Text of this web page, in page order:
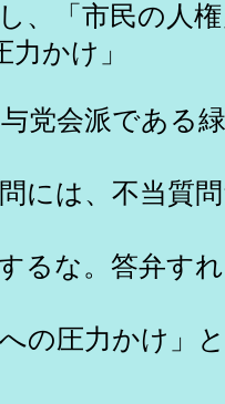
「市民の人権
かけ」
党会派である
は、不当質問
な。答弁すれ
の圧力かけ」